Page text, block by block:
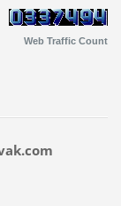
Web Traffic Count